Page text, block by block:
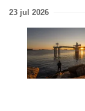
23 jul 2026